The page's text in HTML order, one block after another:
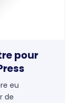
pour
eu
de